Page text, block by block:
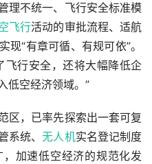
理不统一、飞行安全标准模
飞行活动的审批流程、适航
“有章可循、有规可依”。
飞行安全，还将大幅降低企
低空经济领域。”
区，已率先探索出一套可复
系统、无人机实名登记制度
加速低空经济的规范化发